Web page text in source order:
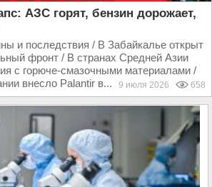
АЗС горят, бензин дорожает,
и последствия / В Забайкалье открыт
фронт / В странах Средней Азии
с горюче-смазочными материалами /
внесло Palantir в...
9 июля 2026 658